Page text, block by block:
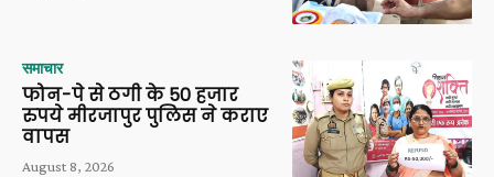
समाचार
फोन-पे से ठगी के 50 हजार
रुपये मीरजापुर पुलिस ने कराए
वापस
August 8, 2026